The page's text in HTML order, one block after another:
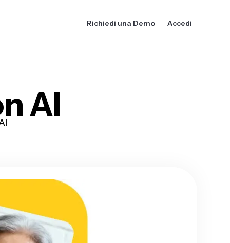
Richiedi una Demo Accedi
AI